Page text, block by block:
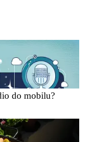
do mobilu?